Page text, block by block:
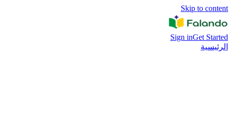
Skip to content
Sign inGet Started
الرئيسية